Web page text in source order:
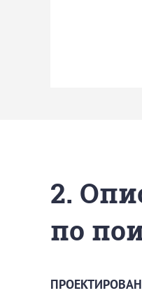
2.
по